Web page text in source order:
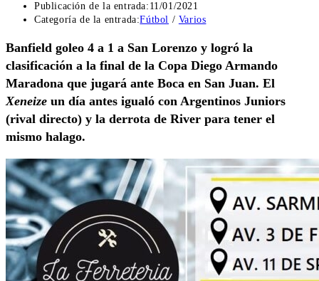
Publicación de la entrada: 11/01/2021
Categoría de la entrada:Fútbol / Varios
Banfield goleo 4 a 1 a San Lorenzo y logró la
clasificación a la final de la Copa Diego Armando
Maradona que jugará ante Boca en San Juan. El
Xeneize un día antes igualó con Argentinos Juniors
(rival directo) y la derrota de River para tener el
mismo halago.